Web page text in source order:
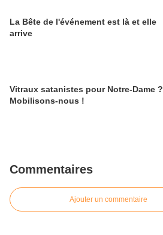
La Bête de l'événement est là et elle
arrive
Vitraux satanistes pour Notre-Dame ?
Mobilisons-nous !
Commentaires
Ajouter un commentaire